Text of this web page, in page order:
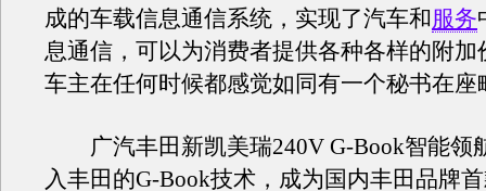
成的车载信息通信系统，实现了汽车和服务
息通信，可以为消费者提供各种各样的附加
车主在任何时候都感觉如同有一个秘书在座
广汽丰田新凯美瑞240V G-Book智能领
入丰田的G-Book技术，成为国内丰田品牌